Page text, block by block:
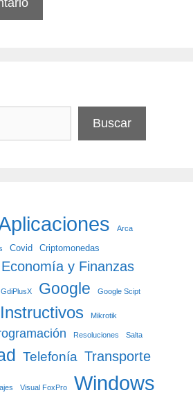
Buscar
Arca
Covid Criptomonedas
Economía y Finanzas
GdiPlusX Google Google Scipt
Instructivos Mikrotik
Resoluciones Salta
Telefonía Transporte
Visual FoxPro Windows